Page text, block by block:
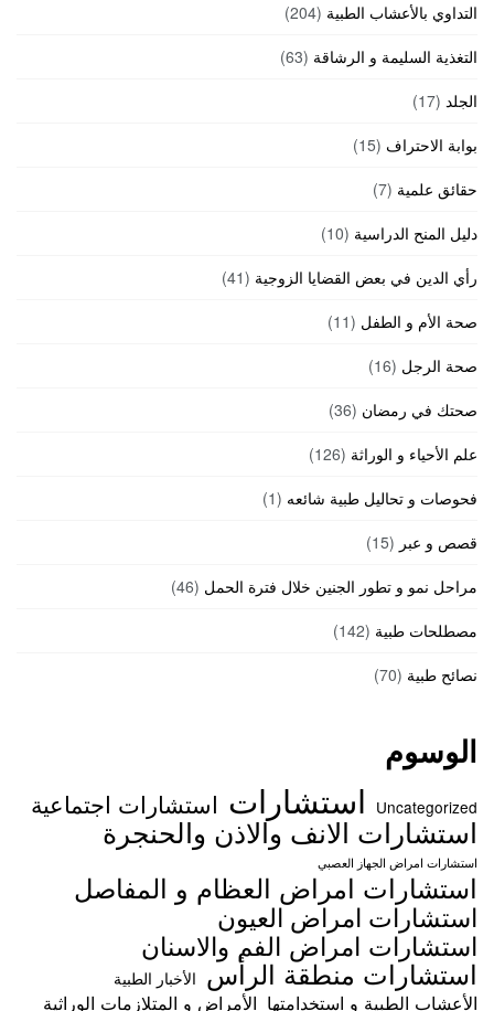
التداوي بالأعشاب الطبية (204)
التغذية السليمة و الرشاقة (63)
الجلد (17)
بوابة الاحتراف (15)
حقائق علمية (7)
دليل المنح الدراسية (10)
رأي الدين في بعض القضايا الزوجية (41)
صحة الأم و الطفل (11)
صحة الرجل (16)
صحتك في رمضان (36)
علم الأحياء و الوراثة (126)
فحوصات و تحاليل طبية شائعه (1)
قصص و عبر (15)
مراحل نمو و تطور الجنين خلال فترة الحمل (46)
مصطلحات طبية (142)
نصائح طبية (70)
الوسوم
Uncategorized استشارات استشارات اجتماعية
استشارات الانف والاذن والحنجرة
استشارات امراض الجهاز العصبي
استشارات امراض العظام و المفاصل
استشارات امراض العيون
استشارات امراض الفم والاسنان
استشارات منطقة الرأس الأخبار الطبية
الأعشاب الطبية و استخدامتها الأمراض و المتلازمات الوراثية